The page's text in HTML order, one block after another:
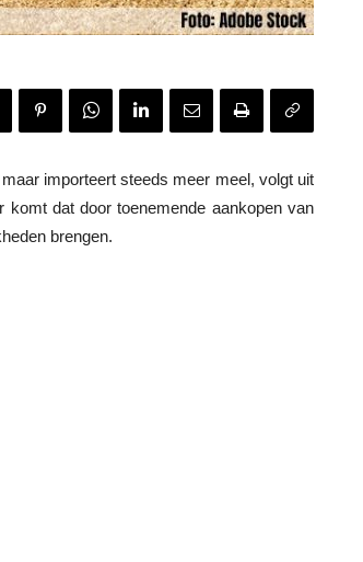
importeert steeds meer meel, volgt uit
dat door toenemende aankopen van
brengen.